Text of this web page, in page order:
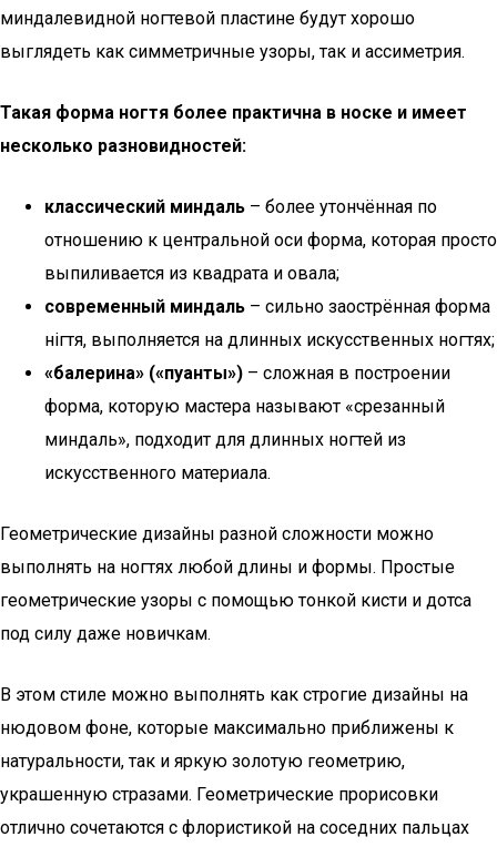
миндалевидной ногтевой пластине будут хорошо
выглядеть как симметричные узоры, так и ассиметрия.
Такая форма ногтя более практична в носке и имеет
несколько разновидностей:
классический миндаль – более утончённая по
отношению к центральной оси форма, которая просто
выпиливается из квадрата и овала;
современный миндаль – сильно заострённая форма
нігтя, выполняется на длинных искусственных ногтях;
«балерина» («пуанты») – сложная в построении
форма, которую мастера называют «срезанный
миндаль», подходит для длинных ногтей из
искусственного материала.
Геометрические дизайны разной сложности можно
выполнять на ногтях любой длины и формы. Простые
геометрические узоры с помощью тонкой кисти и дотса
под силу даже новичкам.
В этом стиле можно выполнять как строгие дизайны на
нюдовом фоне, которые максимально приближены к
натуральности, так и яркую золотую геометрию,
украшенную стразами. Геометрические прорисовки
отлично сочетаются с флористикой на соседних пальцах